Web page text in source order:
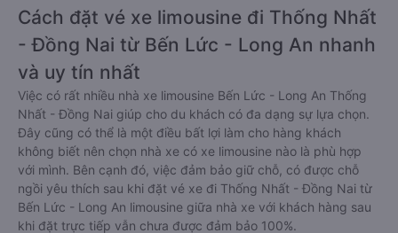
Cách đặt vé xe limousine đi Thống Nhất
- Đồng Nai từ Bến Lức - Long An nhanh
và uy tín nhất
Việc có rất nhiều nhà xe limousine Bến Lức - Long An Thống
Nhất - Đồng Nai giúp cho du khách có đa dạng sự lựa chọn.
Đây cũng có thể là một điều bất lợi làm cho hàng khách
không biết nên chọn nhà xe có xe limousine nào là phù hợp
với mình. Bên cạnh đó, việc đảm bảo giữ chỗ, có được chỗ
ngồi yêu thích sau khi đặt vé xe đi Thống Nhất - Đồng Nai từ
Bến Lức - Long An limousine giữa nhà xe với khách hàng sau
khi đặt trực tiếp vẫn chưa được đảm bảo 100%.